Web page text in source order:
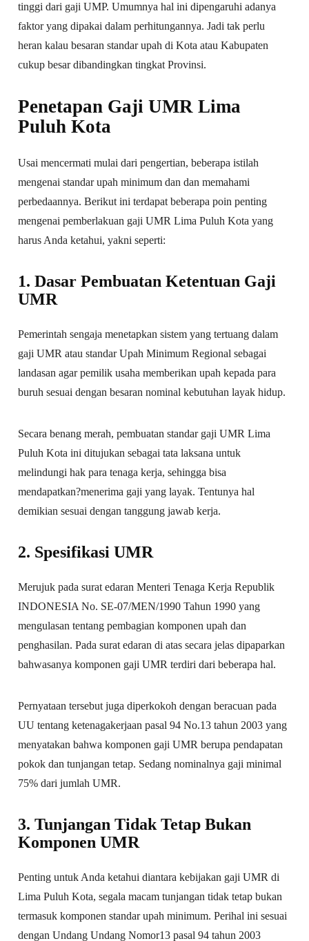
tinggi dari gaji UMP. Umumnya hal ini dipengaruhi adanya
faktor yang dipakai dalam perhitungannya. Jadi tak perlu
heran kalau besaran standar upah di Kota atau Kabupaten
cukup besar dibandingkan tingkat Provinsi.
Penetapan Gaji UMR Lima
Puluh Kota
Usai mencermati mulai dari pengertian, beberapa istilah
mengenai standar upah minimum dan dan memahami
perbedaannya. Berikut ini terdapat beberapa poin penting
mengenai pemberlakuan gaji UMR Lima Puluh Kota yang
harus Anda ketahui, yakni seperti:
1. Dasar Pembuatan Ketentuan Gaji
UMR
Pemerintah sengaja menetapkan sistem yang tertuang dalam
gaji UMR atau standar Upah Minimum Regional sebagai
landasan agar pemilik usaha memberikan upah kepada para
buruh sesuai dengan besaran nominal kebutuhan layak hidup.
Secara benang merah, pembuatan standar gaji UMR Lima
Puluh Kota ini ditujukan sebagai tata laksana untuk
melindungi hak para tenaga kerja, sehingga bisa
mendapatkan?menerima gaji yang layak. Tentunya hal
demikian sesuai dengan tanggung jawab kerja.
2. Spesifikasi UMR
Merujuk pada surat edaran Menteri Tenaga Kerja Republik
INDONESIA No. SE-07/MEN/1990 Tahun 1990 yang
mengulasan tentang pembagian komponen upah dan
penghasilan. Pada surat edaran di atas secara jelas dipaparkan
bahwasanya komponen gaji UMR terdiri dari beberapa hal.
Pernyataan tersebut juga diperkokoh dengan beracuan pada
UU tentang ketenagakerjaan pasal 94 No.13 tahun 2003 yang
menyatakan bahwa komponen gaji UMR berupa pendapatan
pokok dan tunjangan tetap. Sedang nominalnya gaji minimal
75% dari jumlah UMR.
3. Tunjangan Tidak Tetap Bukan
Komponen UMR
Penting untuk Anda ketahui diantara kebijakan gaji UMR di
Lima Puluh Kota, segala macam tunjangan tidak tetap bukan
termasuk komponen standar upah minimum. Perihal ini sesuai
dengan Undang Undang Nomor13 pasal 94 tahun 2003